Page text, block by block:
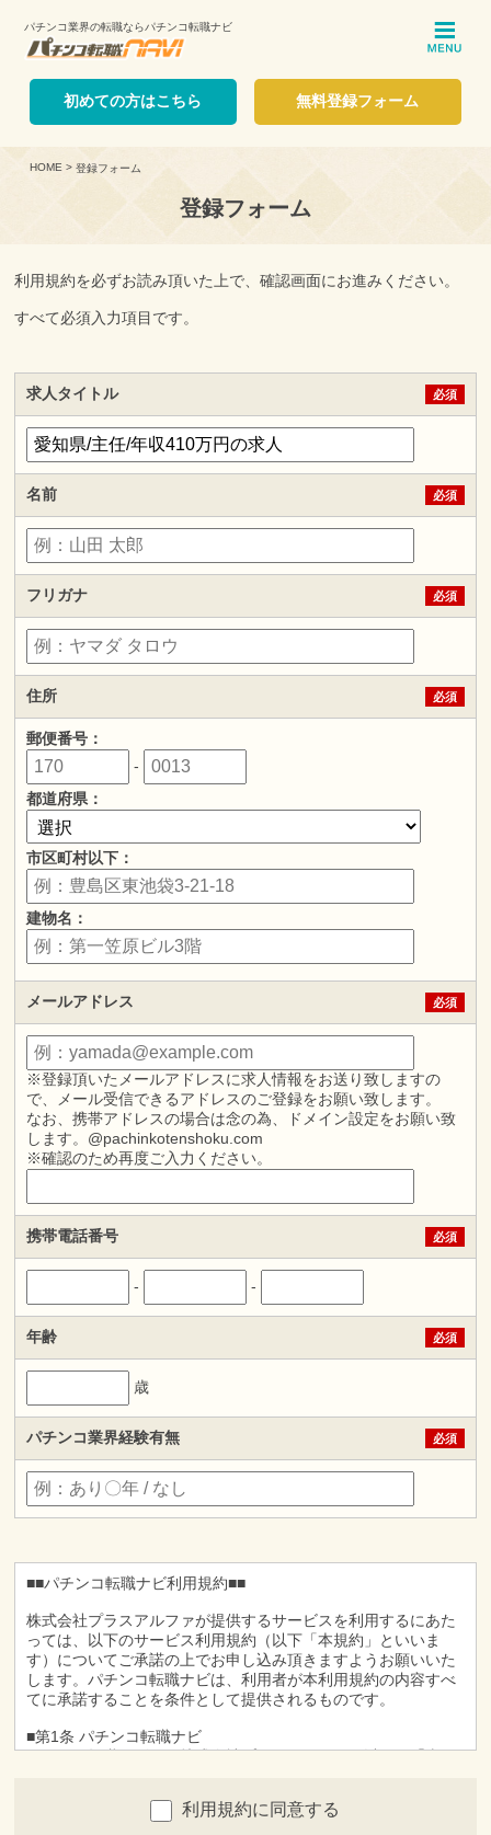
パチンコ業界の転職ならパチンコ転職ナビ
初めての方はこちら 無料登録フォーム
HOME > 登録フォーム
登録フォーム
利用規約を必ずお読み頂いた上で、確認画面にお進みください。
すべて必須入力項目です。
求人タイトル 必須
名前 必須
フリガナ 必須
住所 必須
郵便番号：
-
都道府県：
市区町村以下：
建物名：
メールアドレス 必須
※登録頂いたメールアドレスに求人情報をお送り致しますの
で、メール受信できるアドレスのご登録をお願い致します。
なお、携帯アドレスの場合は念の為、ドメイン設定をお願い致
します。@pachinkotenshoku.com
※確認のため再度ご入力ください。
携帯電話番号 必須
- -
年齢 必須
歳
パチンコ業界経験有無 必須
■■パチンコ転職ナビ利用規約■■
株式会社プラスアルファが提供するサービスを利用するにあた
っては、以下のサービス利用規約（以下「本規約」といいま
す）についてご承諾の上でお申し込み頂きますようお願いいた
します。パチンコ転職ナビは、利用者が本利用規約の内容すべ
てに承諾することを条件として提供されるものです。
■第1条 パチンコ転職ナビ
パチンコ転職ナビとは株式会社プラスアルファ（以下、「当
利用規約に同意する